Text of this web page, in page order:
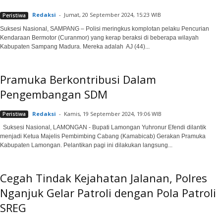
Peristiwa Redaksi - Jumat, 20 September 2024, 15:23 WIB
Suksesi Nasional, SAMPANG – Polisi meringkus komplotan pelaku Pencurian
Kendaraan Bermotor (Curanmor) yang kerap beraksi di beberapa wilayah
Kabupaten Sampang Madura. Mereka adalah AJ (44)...
Pramuka Berkontribusi Dalam
Pengembangan SDM
Peristiwa Redaksi - Kamis, 19 September 2024, 19:06 WIB
Suksesi Nasional, LAMONGAN - Bupati Lamongan Yuhronur Efendi dilantik
menjadi Ketua Majelis Pembimbing Cabang (Kamabicab) Gerakan Pramuka
Kabupaten Lamongan. Pelantikan pagi ini dilakukan langsung...
Cegah Tindak Kejahatan Jalanan, Polres
Nganjuk Gelar Patroli dengan Pola Patroli
SREG